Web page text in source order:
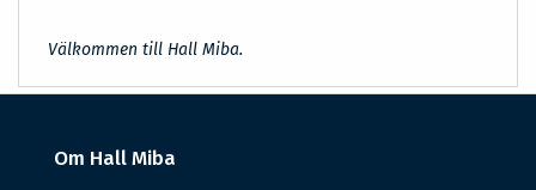
Välkommen till Hall Miba.
Om Hall Miba